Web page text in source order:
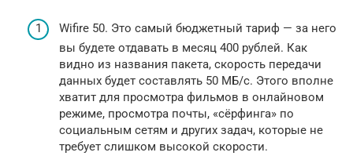
Wifire 50. Это самый бюджетный тариф — за него
вы будете отдавать в месяц 400 рублей. Как
видно из названия пакета, скорость передачи
данных будет составлять 50 МБ/с. Этого вполне
хватит для просмотра фильмов в онлайновом
режиме, просмотра почты, «сёрфинга» по
социальным сетям и других задач, которые не
требует слишком высокой скорости.